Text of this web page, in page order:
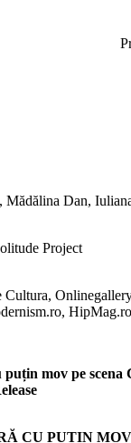
Dan,
Project
puțin mov pe
CU PUȚIN